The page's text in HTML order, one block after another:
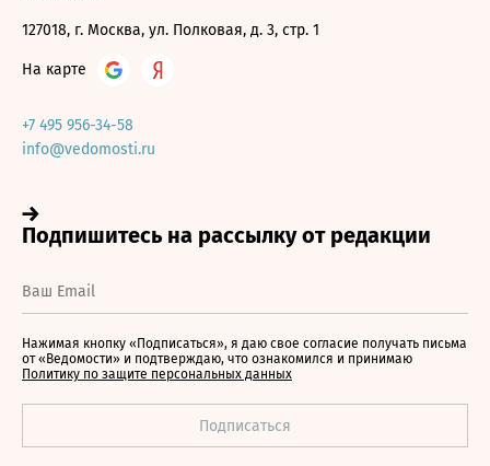
127018, г. Москва, ул. Полковая, д. 3, стр. 1
На карте
+7 495 956-34-58
info@vedomosti.ru
Нажимая кнопку «Подписаться», я даю свое согласие получать письма
от «Ведомости» и подтверждаю, что ознакомился и принимаю
Политику по защите персональных данных